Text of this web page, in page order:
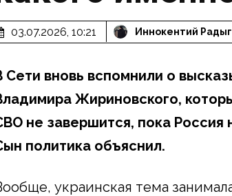
03.07.2026, 10:21 Иннокентий
Сети вновь вспомнили о
Жириновского,
не завершится, пока Россия
политика объяснил.
украинская тема